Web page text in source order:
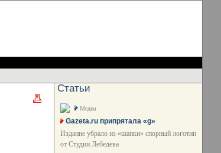
Статьи
Медиа
Gazeta.ru припрятала «g»
Издание убрало из «шапки» спорный логотип
от Студии Лебедева